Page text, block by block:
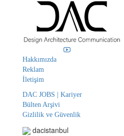
Hakkımızda
Reklam
İletişim
DAC JOBS | Kariyer
Bülten Arşivi
Gizlilik ve Güvenlik
dacistanbul